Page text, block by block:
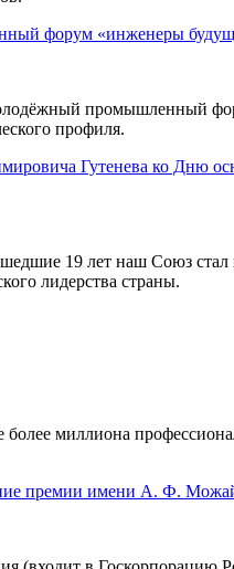
форум «инженеры
промышленный
профиля.
Гутенева ко Дню
19 лет наш Союз стал
лидерства страны.
миллиона
премии имени А. Ф.